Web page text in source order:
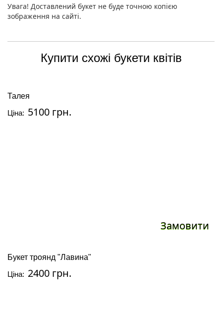
Увага! Доставлений букет не буде точною копією
зображення на сайті.
Купити схожі букети квітів
Талея
Ціна: 5100 грн.
Замовити
Букет троянд "Лавина"
Ціна: 2400 грн.